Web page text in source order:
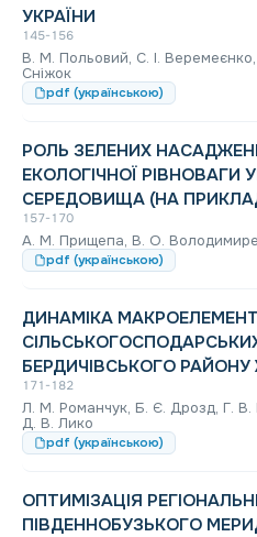
УКРАЇНИ
145-156
В. М. Польовий, С. І.
Сніжок
pdf (українською)
РОЛЬ ЗЕЛЕНИХ
ЕКОЛОГІЧНОЇ РІВНОВАГИ
СЕРЕДОВИЩА (НА
157-170
А. М. Прищепа, В. О.
pdf (українською)
ДИНАМІКА
БЕРДИЧІВСЬКОГО
171-182
Л. М. Романчук, Б. Є. Дрозд, Г. В.
Д. В. Лико
pdf (українською)
ОПТИМІЗАЦІЯ
ПІВДЕННОБУЗЬКОГО